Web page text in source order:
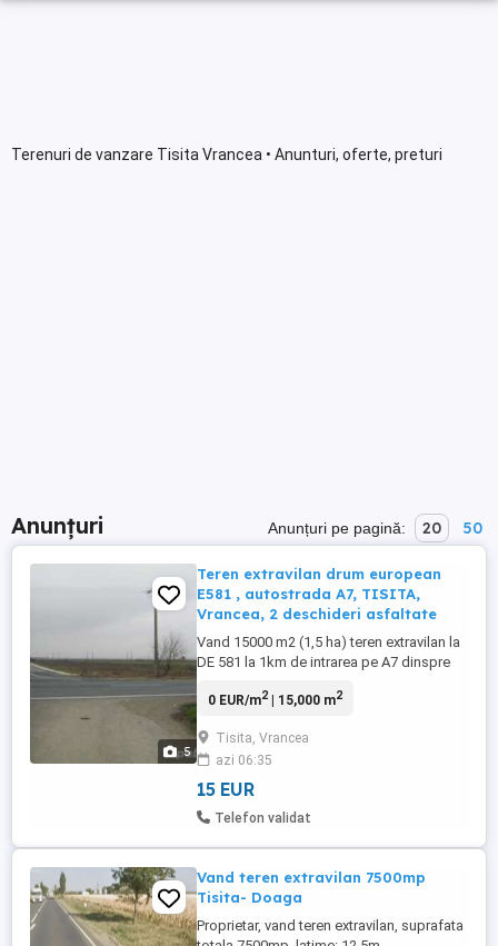
Terenuri de vanzare Tisita Vrancea • Anunturi, oferte, preturi
Anunțuri Anunțuri pe pagină: 20 50
5
Teren extravilan drum european
E581 , autostrada A7, TISITA,
Vrancea, 2 deschideri asfaltate
Vand 15000 m2 (1,5 ha) teren extravilan la
DE 581 la 1km de intrarea pe A7 dinspre
Vrancea.2 deschideri asfaltate-55 m la
curent pe teren, cantare industriale in
zona, linii cale ferata industriale in
vecinatate.Perfect pentru ...
0 EUR/m2| 15,000 m2
Tisita, Vrancea
azi 06:35
15 EUR
Telefon validat
Vand teren extravilan 7500mp
Tisita- Doaga
Proprietar, vand teren extravilan, suprafata